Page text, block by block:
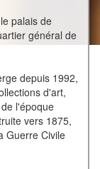
palais de
général de
depuis 1992,
d'art,
l'époque
vers 1875,
Guerre Civile